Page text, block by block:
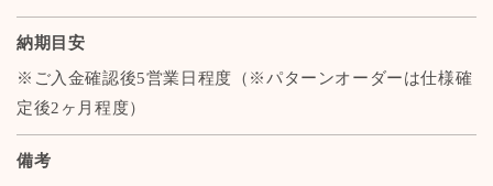
納期目安
※ご入金確認後5営業日程度（※パターンオーダーは仕様確
定後2ヶ月程度）
備考